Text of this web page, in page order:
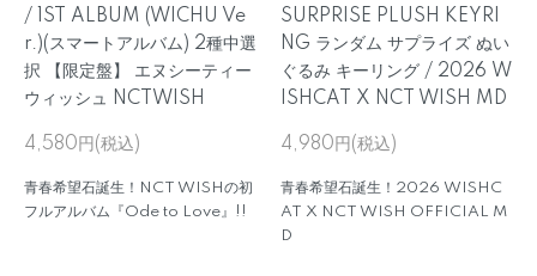
/ 1ST ALBUM (WICHU Ve
r.)(スマートアルバム) 2種中選
択 【限定盤】 エヌシーティー
ウィッシュ NCTWISH
4,580円(税込)
青春希望石誕生！NCT WISHの初
フルアルバム『Ode to Love』!!
SURPRISE PLUSH KEYRI
NG ランダム サプライズ ぬい
ぐるみ キーリング / 2026 W
ISHCAT X NCT WISH MD
4,980円(税込)
青春希望石誕生！2026 WISHC
AT X NCT WISH OFFICIAL M
D